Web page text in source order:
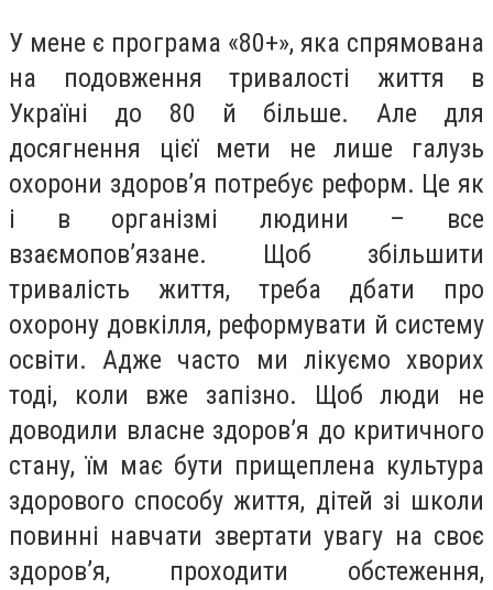
У мене є програма «80+», яка спрямована
на подовження тривалості життя в
Україні до 80 й більше. Але для
досягнення цієї мети не лише галузь
охорони здоров’я потребує реформ. Це як
і в організмі людини – все
взаємопов’язане. Щоб збільшити
тривалість життя, треба дбати про
охорону довкілля, реформувати й систему
освіти. Адже часто ми лікуємо хворих
тоді, коли вже запізно. Щоб люди не
доводили власне здоров’я до критичного
стану, їм має бути прищеплена культура
здорового способу життя, дітей зі школи
повинні навчати звертати увагу на своє
здоров’я, проходити обстеження,